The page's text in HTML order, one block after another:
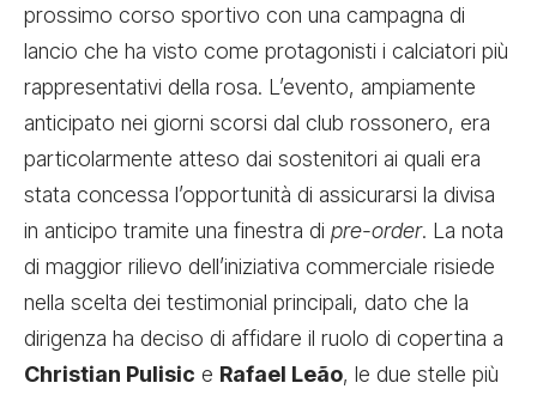
prossimo corso sportivo con una campagna di
lancio che ha visto come protagonisti i calciatori più
rappresentativi della rosa. L’evento, ampiamente
anticipato nei giorni scorsi dal club rossonero, era
particolarmente atteso dai sostenitori ai quali era
stata concessa l’opportunità di assicurarsi la divisa
in anticipo tramite una finestra di pre-order. La nota
di maggior rilievo dell’iniziativa commerciale risiede
nella scelta dei testimonial principali, dato che la
dirigenza ha deciso di affidare il ruolo di copertina a
Christian Pulisic e Rafael Leão, le due stelle più